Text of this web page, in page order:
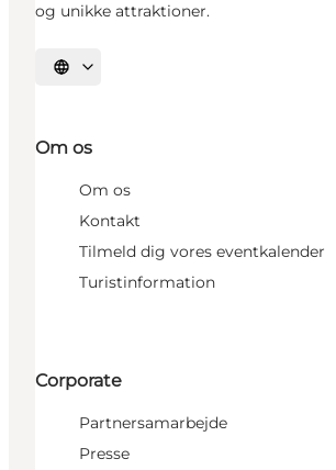
og unikke attraktioner.
Vælg sprog
Om os
Om os
Kontakt
Tilmeld dig vores eventkalender
Turistinformation
Corporate
Partnersamarbejde
Presse